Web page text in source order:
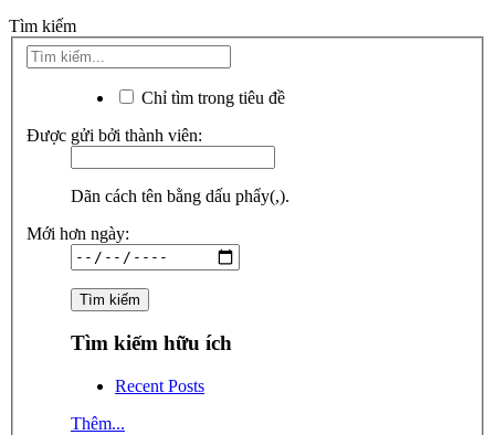
Tìm kiếm
Chỉ tìm trong tiêu đề
Được gửi bởi thành viên:
Dãn cách tên bằng dấu phẩy(,).
Mới hơn ngày:
Tìm kiếm hữu ích
Recent Posts
Thêm...